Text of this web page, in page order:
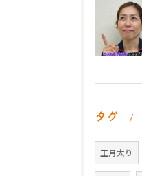
タグ
正月太り